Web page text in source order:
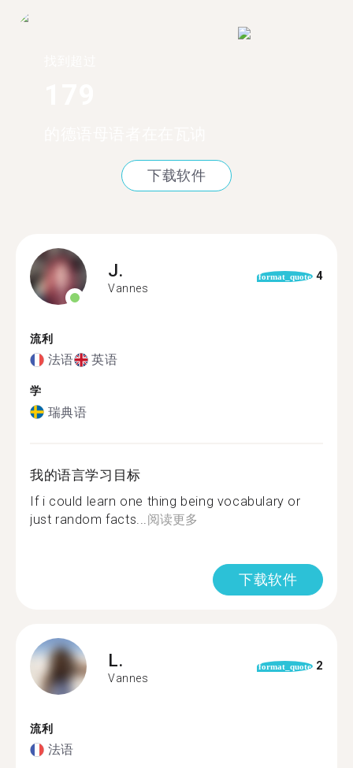
下载软件
J.
Vannes
format_quote 4
流利
法语 英语
学
瑞典语
我的语言学习目标
If i could learn one thing being vocabulary or
just random facts... 阅读更多
下载软件
L.
Vannes
format_quote 2
流利
法语